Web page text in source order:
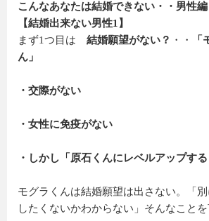
こんなあなたは結婚できない・・男性編
【結婚出来ない男性1】
まず1つ目は 結婚願望がない？ ・・
ん」
・交際がない
・女性に免疫がない
・しかし「原石くんにレベルアップする
モグラくんは結婚願望は出さない。「
したくないかわからない」そんなことを